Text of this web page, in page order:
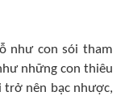
như con sói tham
những con thiêu
trở nên bạc nhược,